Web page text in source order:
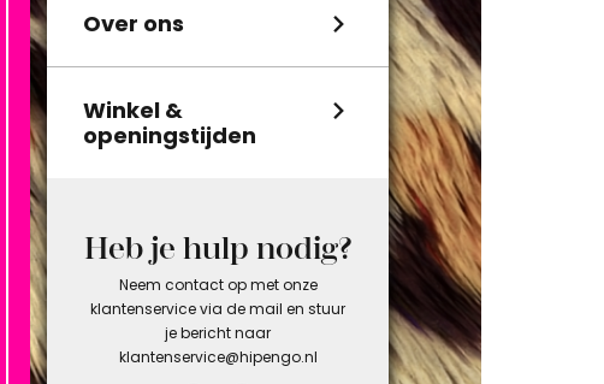
Over ons
Winkel &
openingstijden
Heb je hulp nodig?
Neem contact op met onze
klantenservice via de mail en stuur
je bericht naar
klantenservice@hipengo.nl